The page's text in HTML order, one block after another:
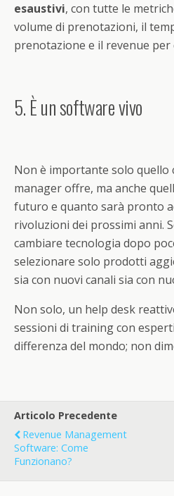
esaustivi, con tutte le
volume di prenotazioni, il
prenotazione e il revenue per
5. È un software vivo
Non è importante solo quello
manager offre, ma anche
futuro e quanto sarà pronto
rivoluzioni dei prossimi anni.
cambiare tecnologia dopo
selezionare solo prodotti
sia con nuovi canali sia con
Non solo, un help desk
sessioni di training con
differenza del mondo; non
Articolo Precedente
Revenue Management
Software: Come
Funzionano?